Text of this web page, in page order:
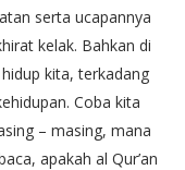
serta ucapannya
kelak. Bahkan di
kita, terkadang
Coba kita
– masing, mana
apakah al Qur’an